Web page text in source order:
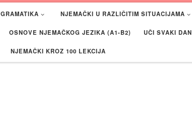
GRAMATIKA NJEMAČKI U RAZLIČITIM SITUACIJAMA
OSNOVE NJEMAČKOG JEZIKA (A1-B2) UČI SVAKI DAN
NJEMAČKI KROZ 100 LEKCIJA